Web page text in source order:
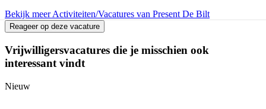
Bekijk meer Activiteiten/Vacatures van Present De Bilt
Reageer op deze vacature
Vrijwilligersvacatures die je misschien ook
interessant vindt
Nieuw